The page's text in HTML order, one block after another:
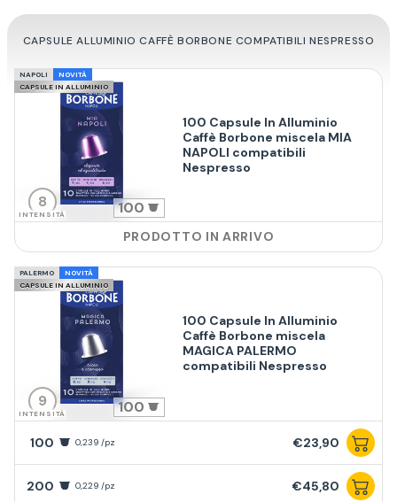
CAPSULE ALLUMINIO CAFFÈ BORBONE COMPATIBILI NESPRESSO
NAPOLI
NOVITÀ
CAPSULE IN ALLUMINIO
8
INTENSITÀ 100
100 Capsule In Alluminio
Caffè Borbone miscela MIA
NAPOLI compatibili
Nespresso
PRODOTTO IN ARRIVO
PALERMO
NOVITÀ
CAPSULE IN ALLUMINIO
9
INTENSITÀ 100
100 Capsule In Alluminio
Caffè Borbone miscela
MAGICA PALERMO
compatibili Nespresso
100 0,239 /pz €23,90
200 0,229 /pz €45,80